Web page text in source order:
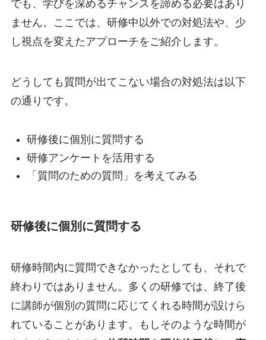
でも、学びを深めるチャンスを諦める必要はあり
ません。ここでは、研修中以外での対処法や、少
し視点を変えたアプローチをご紹介します。
どうしても質問が出てこない場合の対処法は以下
の通りです。
研修後に個別に質問する
研修アンケートを活用する
「質問のための質問」を考えてみる
研修後に個別に質問する
研修時間内に質問できなかったとしても、それで
終わりではありません。多くの研修では、終了後
に講師が個別の質問に応じてくれる時間が設けら
れていることがあります。もしそのような時間が